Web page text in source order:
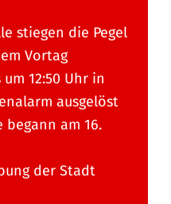
stiegen die Pegel
Vortag
12:50 Uhr in
ausgelöst
begann am 16.
der Stadt